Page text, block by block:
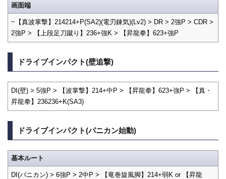
画面端
~【真波掌撃】214214+P(SA2)(電刃錬気)(Lv2) > DR > 2強P > CDR >
2強P > 【上段足刀蹴り】236+強K > 【昇龍拳】623+強P
ドライブインパクト(壁追撃)
DI(壁) > 5強P > 【波掌撃】214+中P > 【昇龍拳】623+強P > 【真・
昇龍拳】236236+K(SA3)
ドライブインパクト(パニカン始動)
基本ルート
DI(パニカン) > 6強P > 2中P > 【竜巻旋風脚】214+弱K or 【昇龍